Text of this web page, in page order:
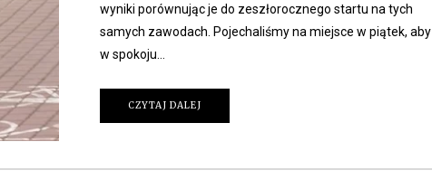
wyniki porównując je do zeszłorocznego startu na tych
samych zawodach. Pojechaliśmy na miejsce w piątek, aby
w spokoju…
CZYTAJ DALEJ